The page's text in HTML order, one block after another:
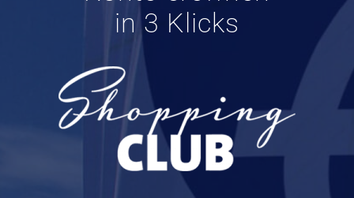
in 3 Klicks